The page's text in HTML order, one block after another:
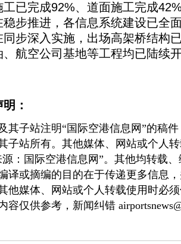
工已完成92%、道面施工完成
稳步推进，各信息系统建设已全
同步深入实施，出场高架桥结构
、航空公司基地等工程均已陆续
：
子站注明“国际空港信息网”的稿件
子站所有。其他媒体、网站或个人
源：国际空港信息网”。其他均转载
译或摘编的目的在于传递更多信息
他媒体、网站或个人转载使用时必
容仅供参考，新闻纠错